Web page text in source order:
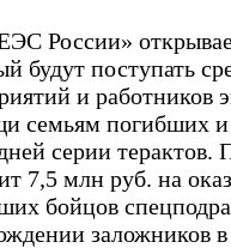
России»
будут поступать
и работников
семьям погибших и
серии
7,5 млн руб. на
бойцов
заложников